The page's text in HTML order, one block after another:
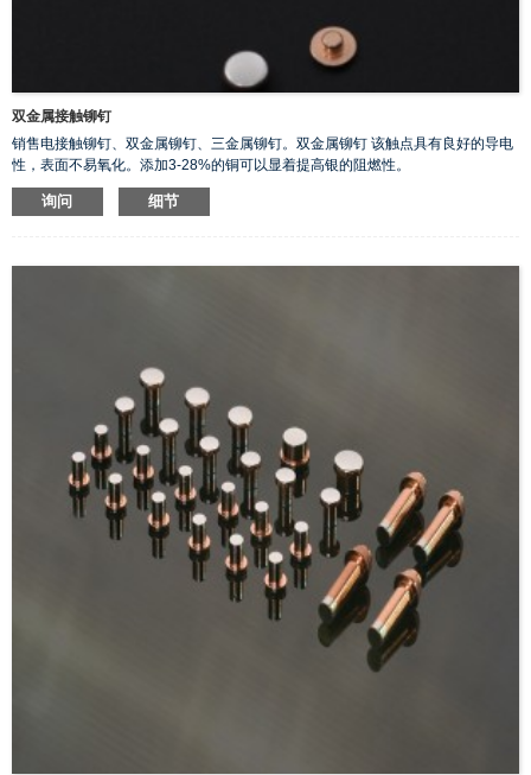
双金属接触铆钉
销售电接触铆钉、双金属铆钉、三金属铆钉。双金属铆钉 该触点具有良好的导电
性，表面不易氧化。添加3-28%的铜可以显着提高银的阻燃性。
询问 细节